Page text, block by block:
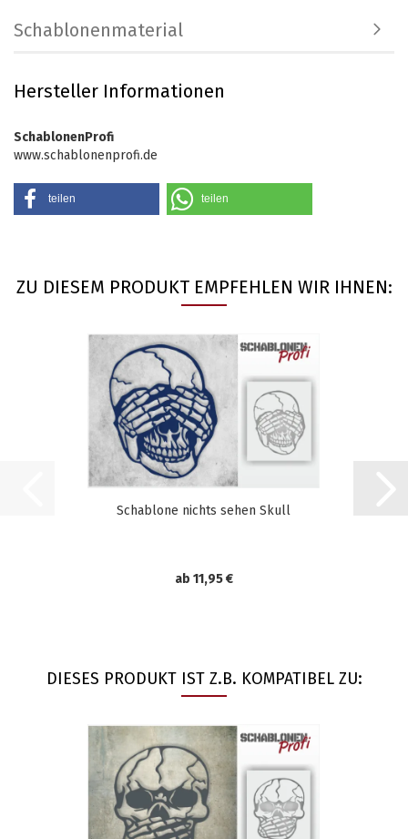
Schablonenmaterial
Hersteller Informationen
SchablonenProfi
www.schablonenprofi.de
teilen teilen
ZU DIESEM PRODUKT EMPFEHLEN WIR IHNEN:
Schablone nichts sehen Skull
ab 11,95 €
DIESES PRODUKT IST Z.B. KOMPATIBEL ZU: